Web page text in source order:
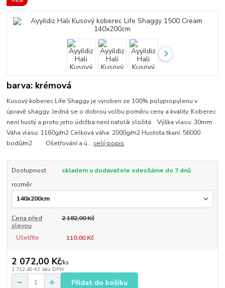
barva: krémová
Kusový koberec Life Shaggy je vyroben ze 100% polypropylenu v
úpravě shaggy. Jedná se o dobrou volbu poměru ceny a kvality. Koberec
není hustý a proto jeho údržba není natolik složitá. Výška vlasu: 30mm
Váha vlasu: 1160g/m2 Celková váha: 2000g/m2 Hustota tkaní: 56000
bodů/m2 Ošetřování a ú... celý popis
Dostupnost
skladem u dodavatele odesíláme do 7 dnů
rozměr
Cena před
slevou
2 182,00 Kč
Ušetříte 110,00 Kč
2 072,00 Kč/ks
1 712,40 Kč bez DPH
Přidat do košíku